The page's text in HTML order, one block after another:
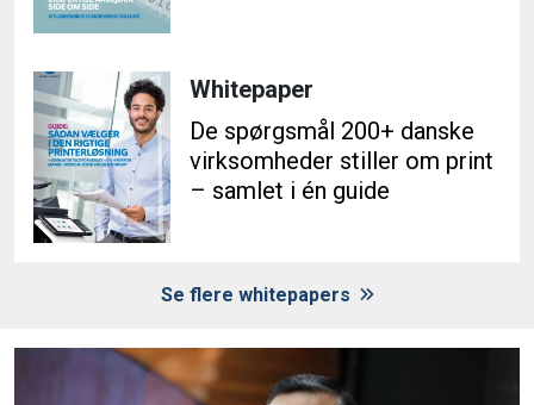
Whitepaper
De spørgsmål 200+ danske
virksomheder stiller om print
– samlet i én guide
Se flere whitepapers